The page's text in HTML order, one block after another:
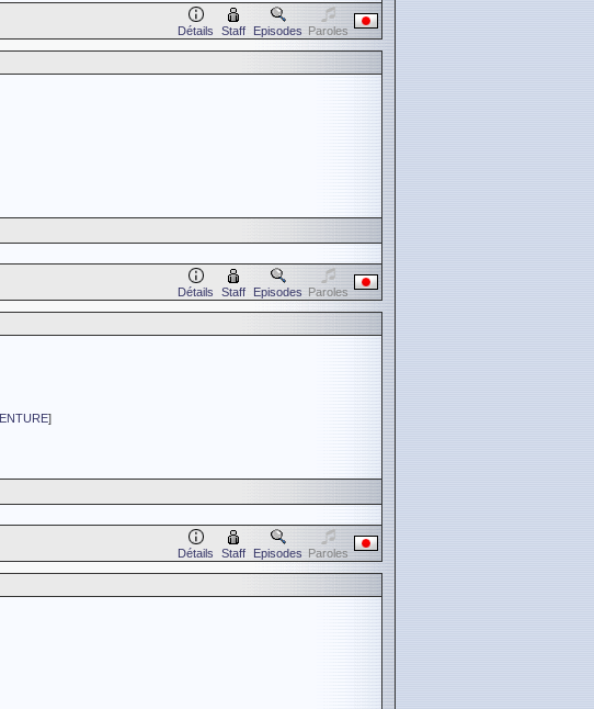
Détails Staff Episodes Paroles
Détails Staff Episodes Paroles
]
Détails Staff Episodes Paroles